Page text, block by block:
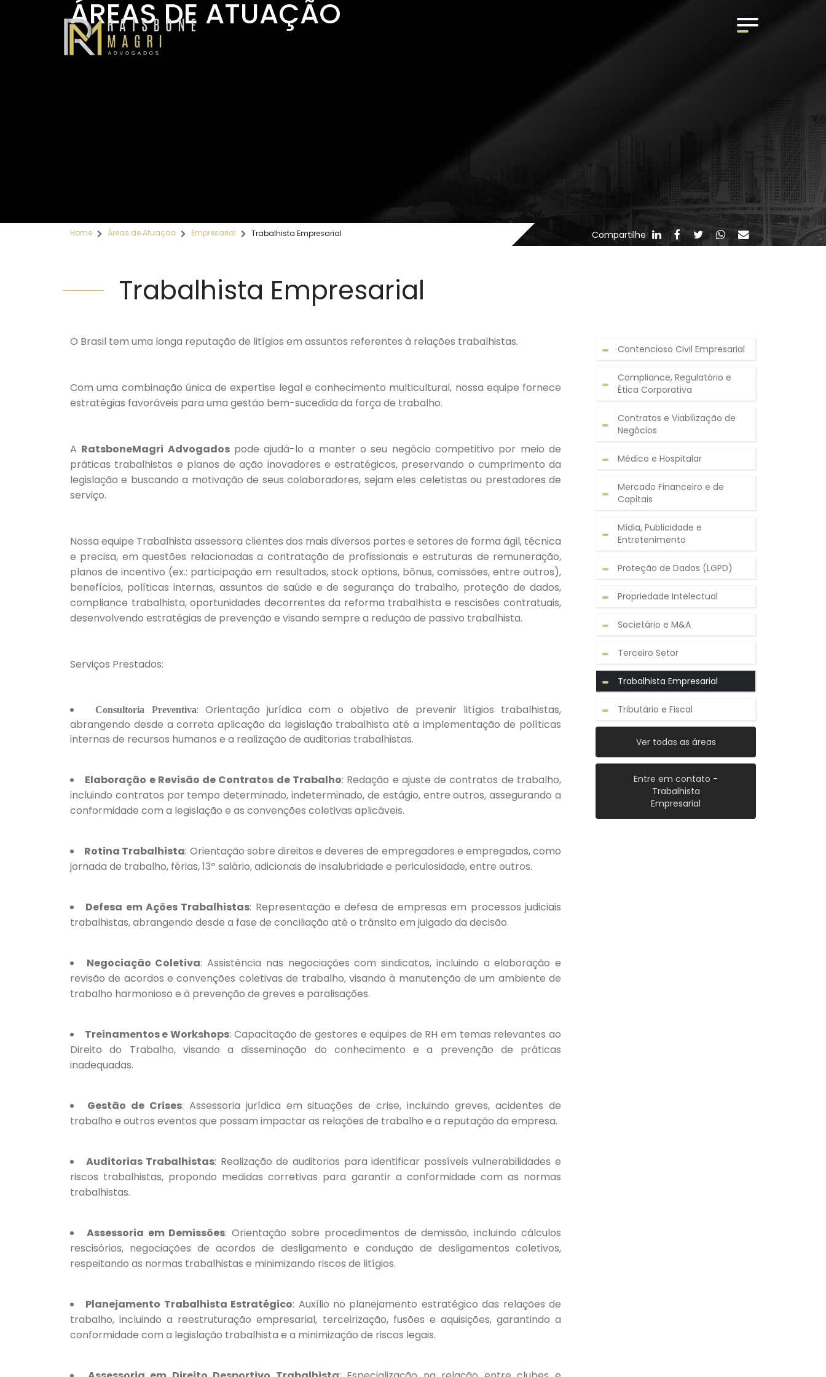
ÁREAS DE ATUAÇÃO
MÍDIA
TRABALHE CONOSCO
ÁREAS DE ATUAÇÃO
Home Áreas de Atuaçao Empresarial Trabalhista Empresarial Compartilhe
Trabalhista Empresarial
O Brasil tem uma longa reputação de litígios em assuntos referentes à relações trabalhistas.
Com uma combinação única de expertise legal e conhecimento multicultural, nossa equipe fornece
estratégias favoráveis para uma gestão bem-sucedida da força de trabalho.
A RatsboneMagri Advogadospode ajudá-lo a manter o seu negócio competitivo por meio de
práticas trabalhistas e planos de ação inovadores e estratégicos, preservando o cumprimento da
legislação e buscando a motivação de seus colaboradores, sejam eles celetistas ou prestadores de
serviço.
Nossa equipe Trabalhista assessora clientes dos mais diversos portes e setores de forma ágil, técnica
e precisa, em questões relacionadas a contratação de profissionais e estruturas de remuneração,
planos de incentivo (ex.: participação em resultados, stock options, bônus, comissões, entre outros),
benefícios, políticas internas, assuntos de saúde e de segurança do trabalho, proteção de dados,
compliance trabalhista, oportunidades decorrentes da reforma trabalhista e rescisões contratuais,
desenvolvendo estratégias de prevenção e visando sempre a redução de passivo trabalhista.
Serviços Prestados:
Consultoria Preventiva: Orientação jurídica com o objetivo de prevenir litígios trabalhistas,
abrangendo desde a correta aplicação da legislação trabalhista até a implementação de políticas
internas de recursos humanos e a realização de auditorias trabalhistas.
Elaboração e Revisão de Contratos de Trabalho: Redação e ajuste de contratos de trabalho,
incluindo contratos por tempo determinado, indeterminado, de estágio, entre outros, assegurando a
conformidade com a legislação e as convenções coletivas aplicáveis.
Rotina Trabalhista: Orientação sobre direitos e deveres de empregadores e empregados, como
jornada de trabalho, férias, 13º salário, adicionais de insalubridade e periculosidade, entre outros.
Defesa em Ações Trabalhistas: Representação e defesa de empresas em processos judiciais
trabalhistas, abrangendo desde a fase de conciliação até o trânsito em julgado da decisão.
Negociação Coletiva: Assistência nas negociações com sindicatos, incluindo a elaboração e
revisão de acordos e convenções coletivas de trabalho, visando à manutenção de um ambiente de
trabalho harmonioso e à prevenção de greves e paralisações.
Treinamentos e Workshops: Capacitação de gestores e equipes de RH em temas relevantes ao
Direito do Trabalho, visando a disseminação do conhecimento e a prevenção de práticas
inadequadas.
Gestão de Crises: Assessoria jurídica em situações de crise, incluindo greves, acidentes de
trabalho e outros eventos que possam impactar as relações de trabalho e a reputação da empresa.
Auditorias Trabalhistas: Realização de auditorias para identificar possíveis vulnerabilidades e
riscos trabalhistas, propondo medidas corretivas para garantir a conformidade com as normas
trabalhistas.
Assessoria em Demissões: Orientação sobre procedimentos de demissão, incluindo cálculos
rescisórios, negociações de acordos de desligamento e condução de desligamentos coletivos,
respeitando as normas trabalhistas e minimizando riscos de litígios.
Planejamento Trabalhista Estratégico: Auxílio no planejamento estratégico das relações de
trabalho, incluindo a reestruturação empresarial, terceirização, fusões e aquisições, garantindo a
conformidade com a legislação trabalhista e a minimização de riscos legais.
Contencioso Civil Empresarial
Compliance, Regulatório e
Ética Corporativa
Contratos e Viabilização de
Negócios
Médico e Hospitalar
Mercado Financeiro e de
Capitais
Mídia, Publicidade e
Entretenimento
Proteção de Dados (LGPD)
Propriedade Intelectual
Societário e M&A
Terceiro Setor
Trabalhista Empresarial
Tributário e Fiscal
Ver todas as áreas
Entre em contato -
Trabalhista
Empresarial